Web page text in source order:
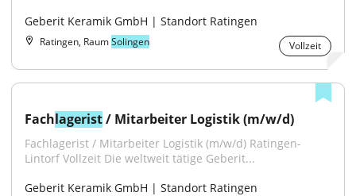
Geberit Keramik GmbH | Standort Ratingen
Ratingen, RaumSolingen Vollzeit
Fachlagerist / Mitarbeiter Logistik (m/w/d)
Fachlagerist / Mitarbeiter Logistik (m/w/d) Ratingen-
Lintorf Vollzeit Die weltweit tätige Geberit...
Geberit Keramik GmbH | Standort Ratingen